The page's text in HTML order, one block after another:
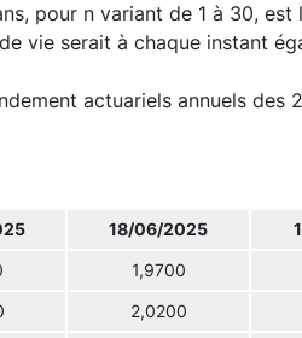
pour n variant de 1 à 30, est
vie serait à chaque instant
actuariels annuels des
18/06/2025
1,9700
2,0200